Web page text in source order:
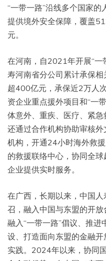
“一带一路”沿线多个国家
提供境外安全保障，覆盖
元。
在河南，自2021年开展“一
寿河南省分公司累计承保
超400亿元，承保近2万人
资企业重点援外项目和“一
体意外、重疾、医疗、紧
还通过合作机构协助审核
机构，开通24小时海外救
的救援联络中心，协同全
企业提供实时服务。
在广西，长期以来，中国
召，融入中国与东盟的开
融入“一带一路”倡议、推
设、打造面向东盟的金融
实践。2024年以来，协同